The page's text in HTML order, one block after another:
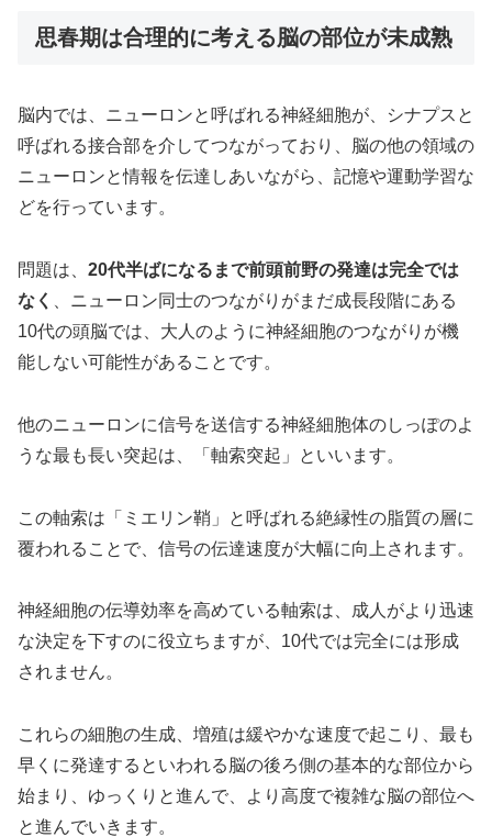
思春期は合理的に考える脳の部位が未成熟
脳内では、ニューロンと呼ばれる神経細胞が、シナプスと
呼ばれる接合部を介してつながっており、脳の他の領域の
ニューロンと情報を伝達しあいながら、記憶や運動学習な
どを行っています。
問題は、 20代半ばになるまで前頭前野の発達は完全では
なく
、ニューロン同士のつながりがまだ成長段階にある
10代の頭脳では、大人のように神経細胞のつながりが機
能しない可能性があることです。
他のニューロンに信号を送信する神経細胞体のしっぽのよ
うな最も長い突起は、「軸索突起」といいます。
この軸索は「ミエリン鞘」と呼ばれる絶縁性の脂質の層に
覆われることで、信号の伝達速度が大幅に向上されます。
神経細胞の伝導効率を高めている軸索は、成人がより迅速
な決定を下すのに役立ちますが、10代では完全には形成
されません。
これらの細胞の生成、増殖は緩やかな速度で起こり、最も
早くに発達するといわれる脳の後ろ側の基本的な部位から
始まり、ゆっくりと進んで、より高度で複雑な脳の部位へ
と進んでいきます。